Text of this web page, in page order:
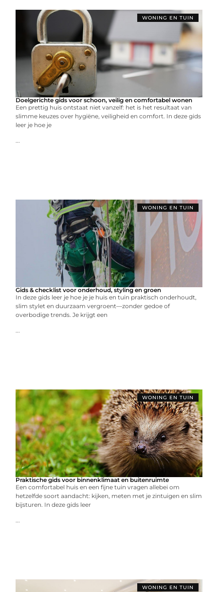
WONING EN TUIN
Doelgerichte gids voor schoon, veilig en comfortabel wonen
Een prettig huis ontstaat niet vanzelf: het is het resultaat van
slimme keuzes over hygiëne, veiligheid en comfort. In deze gids
leer je hoe je
...
WONING EN TUIN
Gids & checklist voor onderhoud, styling en groen
In deze gids leer je hoe je je huis en tuin praktisch onderhoudt,
slim stylet en duurzaam vergroent—zonder gedoe of
overbodige trends. Je krijgt een
...
WONING EN TUIN
Praktische gids voor binnenklimaat en buitenruimte
Een comfortabel huis en een fijne tuin vragen allebei om
hetzelfde soort aandacht: kijken, meten met je zintuigen en slim
bijsturen. In deze gids leer
...
WONING EN TUIN